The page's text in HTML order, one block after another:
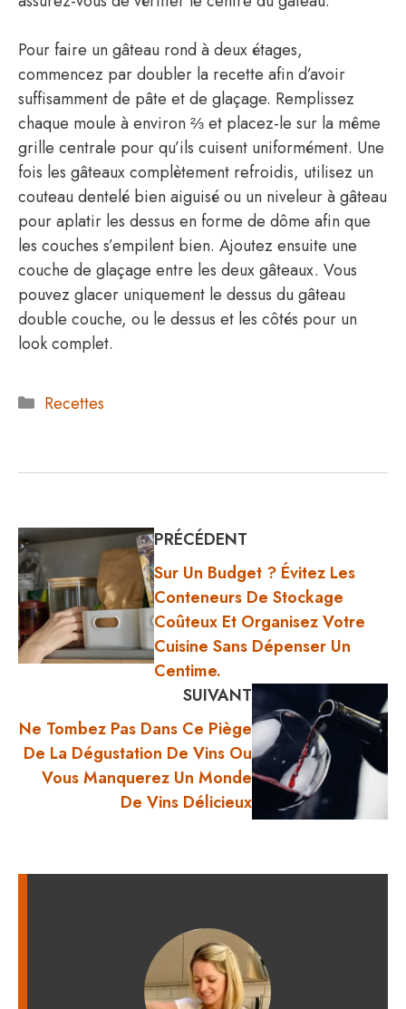
Pour faire un gâteau rond à deux étages,
commencez par doubler la recette afin d’avoir
suffisamment de pâte et de glaçage. Remplissez
chaque moule à environ ⅔ et placez-le sur la même
grille centrale pour qu’ils cuisent uniformément. Une
fois les gâteaux complètement refroidis, utilisez un
couteau dentelé bien aiguisé ou un niveleur à gâteau
pour aplatir les dessus en forme de dôme afin que
les couches s’empilent bien. Ajoutez ensuite une
couche de glaçage entre les deux gâteaux. Vous
pouvez glacer uniquement le dessus du gâteau
double couche, ou le dessus et les côtés pour un
look complet.
Catégories
Recettes
PRÉCÉDENT
Sur Un Budget ? Évitez Les
Conteneurs De Stockage
Coûteux Et Organisez Votre
Cuisine Sans Dépenser Un
Centime.
SUIVANT
Ne Tombez Pas Dans Ce Piège
De La Dégustation De Vins Ou
Vous Manquerez Un Monde
De Vins Délicieux